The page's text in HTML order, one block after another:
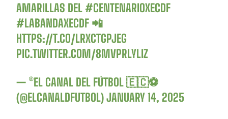
AMARILLAS DEL#CENTENARIOXECDF
#LABANDAXECDF 📲
HTTPS://T.CO/LRXCTGPJEG
PIC.TWITTER.COM/8MVPRLYLIZ
— ®EL CANAL DEL FÚTBOL 🇪🇨⚽
(@ELCANALDFUTBOL)JANUARY 14, 2025